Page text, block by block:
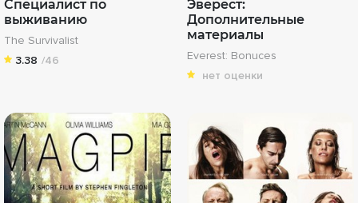
Специалист по
выживанию
The Survivalist
3.38 /46
Эверест:
Дополнительные
материалы
Everest: Bonuces
нет оценки